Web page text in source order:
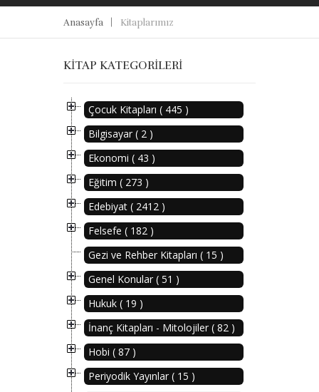
Anasayfa Kitaplarımız
KITAP KATEGORILERI
Çocuk Kitapları ( 445 )
Bilgisayar ( 2 )
Ekonomi ( 43 )
Eğitim ( 273 )
Edebiyat ( 2412 )
Felsefe ( 182 )
Gezi ve Rehber Kitapları ( 15 )
Genel Konular ( 51 )
Hukuk ( 19 )
İnanç Kitapları - Mitolojiler ( 82 )
Hobi ( 87 )
Periyodik Yayınlar ( 15 )